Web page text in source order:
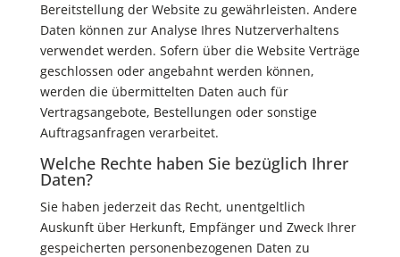
Bereitstellung der Website zu gewährleisten. Andere
Daten können zur Analyse Ihres Nutzerverhaltens
verwendet werden. Sofern über die Website Verträge
geschlossen oder angebahnt werden können,
werden die übermittelten Daten auch für
Vertragsangebote, Bestellungen oder sonstige
Auftragsanfragen verarbeitet.
Welche Rechte haben Sie bezüglich Ihrer
Daten?
Sie haben jederzeit das Recht, unentgeltlich
Auskunft über Herkunft, Empfänger und Zweck Ihrer
gespeicherten personenbezogenen Daten zu